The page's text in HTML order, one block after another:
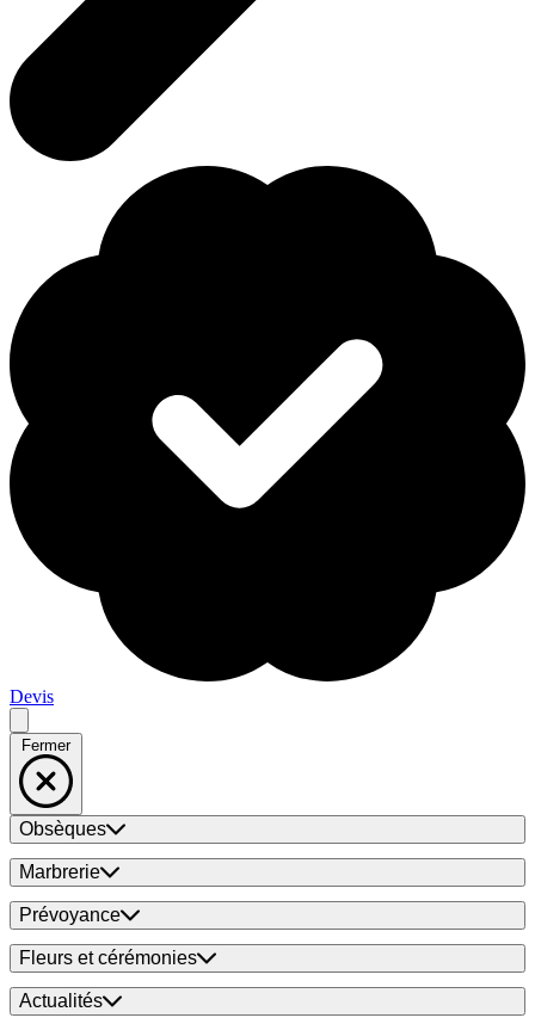
Devis
Fermer
Obsèques
Marbrerie
Prévoyance
Fleurs et cérémonies
Actualités